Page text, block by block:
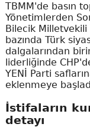
TBMM'de basın
Yönetimlerden
Bilecik
bazında Türk
dalgalarından
liderliğinde
YENİ Parti
eklenmeye
İstifaların
detayı